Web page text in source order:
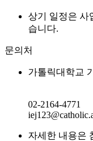
상기 일정은 사
습니다.
문의처
가톨릭대학교
02-2164-4771
자세한 내용은